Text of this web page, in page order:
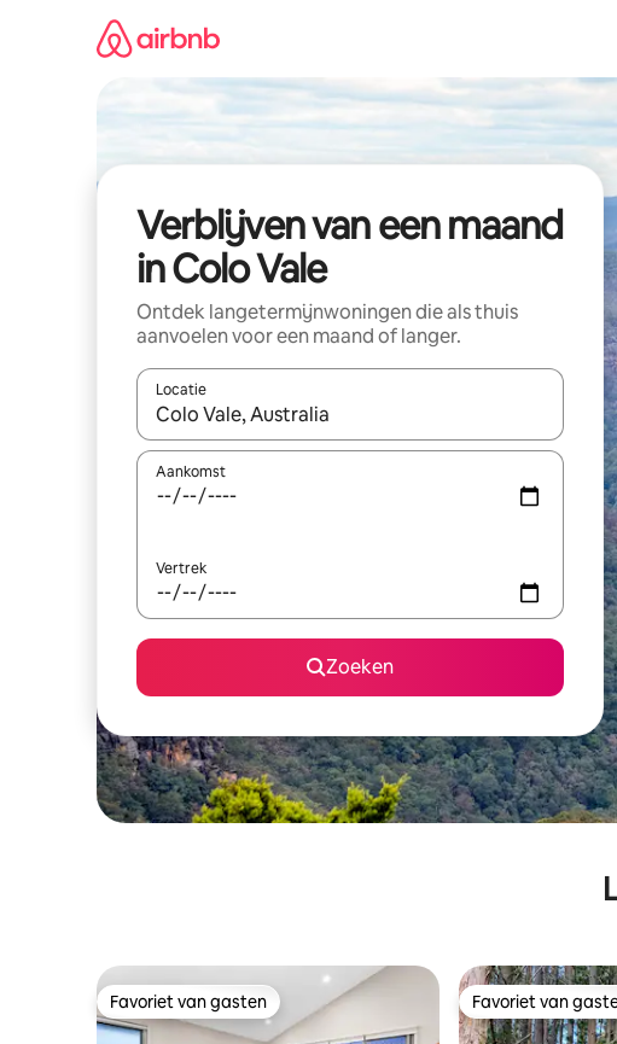
Verblijven van een maand
in Colo Vale
Ontdek langetermijnwoningen die als thuis
aanvoelen voor een maand of langer.
Locatie
Wanneer er resultaten beschikbaar zijn, maak je een
Aankomst
Vertrek
Zoeken
Favoriet van gasten
Favoriet van gasten Favoriet van
Favoriet van